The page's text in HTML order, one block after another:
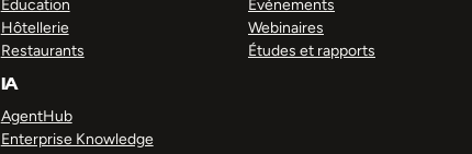
Éducation
Hôtellerie
Restaurants
IA
AgentHub
Enterprise Knowledge
Événements
Webinaires
Études et rapports